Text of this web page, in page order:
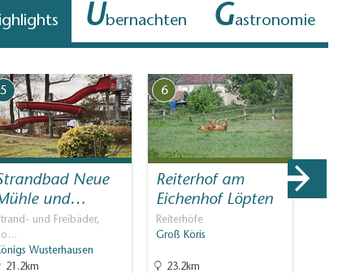
ighlights Übernachten Gastronomie
5
Neue
und…
und Freibäder,
Wusterhausen
21.2km
6
Reiterhof am
Eichenhof Löpten
Reiterhöfe
Groß Köris
23.2km